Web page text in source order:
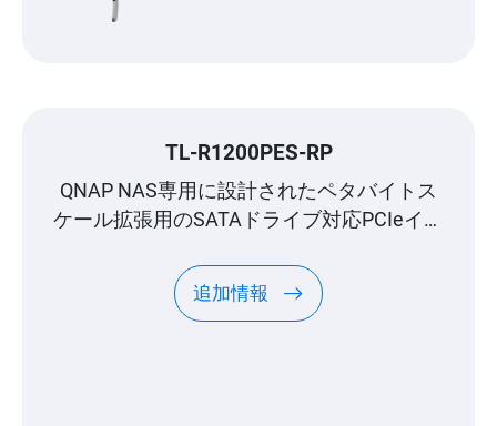
TL-R1200PES-RP
QNAP NAS専用に設計されたペタバイトス
ケール拡張用のSATAドライブ対応PCIeイン
追加情報